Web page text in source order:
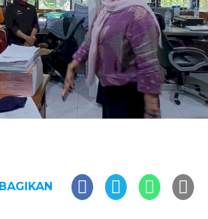
BAGIKAN